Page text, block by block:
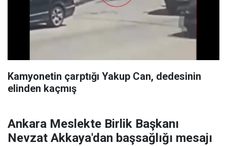
Kamyonetin çarptığı Yakup Can, dedesinin
elinden kaçmış
Ankara Meslekte Birlik Başkanı
Nevzat Akkaya'dan başsağlığı mesajı